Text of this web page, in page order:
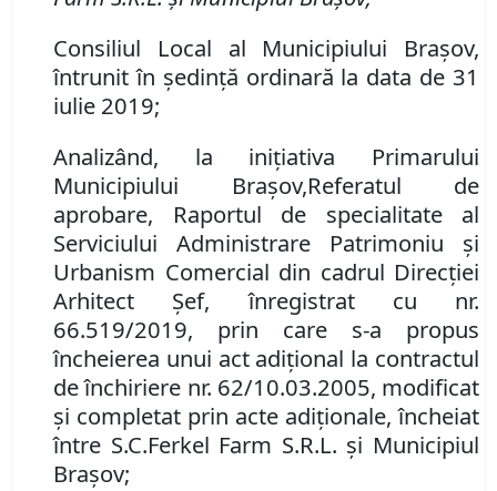
Consiliul Local al Municipiului Brașov,
întrunit în ședință ordinară la data de 31
iulie 2019;
Analizând, la iniţiativa Primarului
Municipiului Braşov,Referatul de
aprobare, Raportul de specialitate al
Serviciului Administrare Patrimoniu şi
Urbanism Comercial din cadrul Direcţiei
Arhitect Şef, înregistrat cu nr.
66.519/2019, prin care s-a propus
încheierea unui act adițional la contractul
de închiriere nr. 62/10.03.2005, modificat
și completat prin acte adiționale, încheiat
între S.C.Ferkel Farm S.R.L. și Municipiul
Brașov;